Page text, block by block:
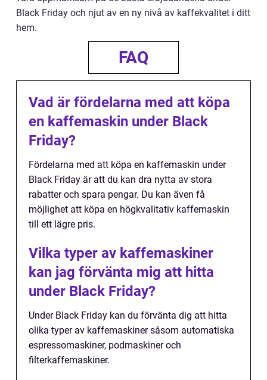
Black Friday och njut av en ny nivå av kaffekvalitet i ditt
hem.
FAQ
Vad är fördelarna med att köpa
en kaffemaskin under Black
Friday?
Fördelarna med att köpa en kaffemaskin under
Black Friday är att du kan dra nytta av stora
rabatter och spara pengar. Du kan även få
möjlighet att köpa en högkvalitativ kaffemaskin
till ett lägre pris.
Vilka typer av kaffemaskiner
kan jag förvänta mig att hitta
under Black Friday?
Under Black Friday kan du förvänta dig att hitta
olika typer av kaffemaskiner såsom automatiska
espressomaskiner, podmaskiner och
filterkaffemaskiner.